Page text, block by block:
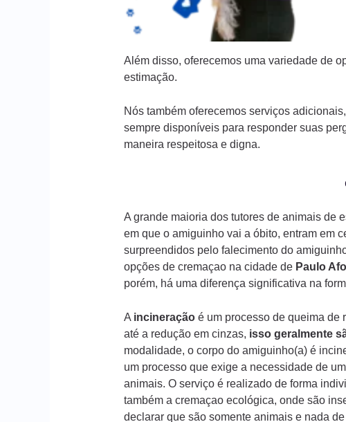
Além disso, oferecemos uma variedade de
estimação.
Nós também oferecemos serviços
sempre disponíveis para responder suas
maneira respeitosa e digna.
A grande maioria dos tutores de animais de
em que o amiguinho vai a óbito, entram em
surpreendidos pelo falecimento do
opções de cremaçao na cidade de Paulo
porém, há uma diferença significativa na
A incineraçãoé um processo de queima de
até a redução em cinzas, isso geralmente
modalidade, o corpo do amiguinho(a) é
um processo que exige a necessidade de
animais. O serviço é realizado de forma
também a cremaçao ecológica, onde são
declarar que são somente animais e nada